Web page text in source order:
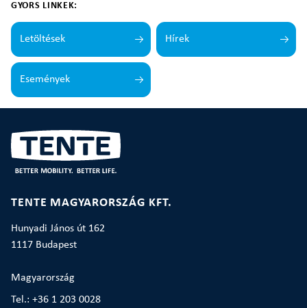
GYORS LINKEK:
Letöltések Hírek
Események
TENTE MAGYARORSZÁG KFT.
Hunyadi János út 162
1117 Budapest
Magyarország
Tel.: +36 1 203 0028